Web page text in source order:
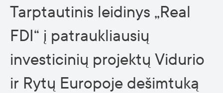
Tarptautinis leidinys „Real
FDI“ į patraukliausių
investicinių projektų Vidurio
ir Rytų Europoje dešimtuką